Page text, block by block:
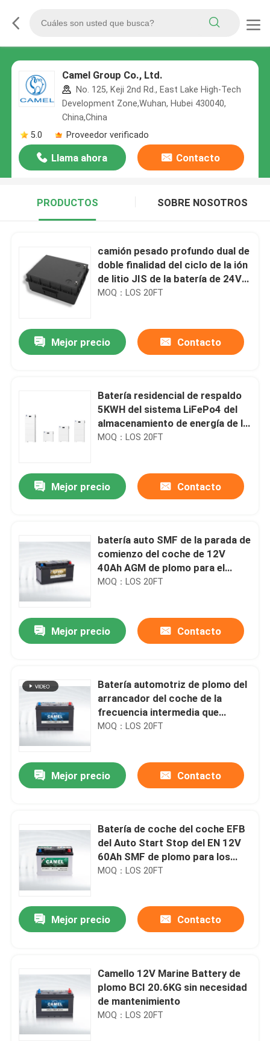
Camel Group Co., Ltd.
No. 125, Keji 2nd Rd., East Lake High-Tech
Development Zone,Wuhan, Hubei 430040,
China,China
5.0
Proveedor verificado
Llama ahora Contacto
PRODUCTOS SOBRE NOSOTROS
camión pesado profundo dual de
doble finalidad del ciclo de la ión
de litio JIS de la batería de 24V
BCI 200Ah
MOQ：LOS 20FT
Mejor precio Contacto
Batería residencial de respaldo
5KWH del sistema LiFePo4 del
almacenamiento de energía de la
energía solar en rejilla de la rejilla
MOQ：LOS 20FT
Mejor precio Contacto
batería auto SMF de la parada de
comienzo del coche de 12V
40Ah AGM de plomo para el
minivan
MOQ：LOS 20FT
Mejor precio Contacto
Batería automotriz de plomo del
arrancador del coche de la
frecuencia intermedia que
comienza el poder BCI 12V
MOQ：LOS 20FT
Mejor precio Contacto
Batería de coche del coche EFB
del Auto Start Stop del EN 12V
60Ah SMF de plomo para los
vehículos
MOQ：LOS 20FT
Mejor precio Contacto
Camello 12V Marine Battery de
plomo BCI 20.6KG sin necesidad
de mantenimiento
MOQ：LOS 20FT